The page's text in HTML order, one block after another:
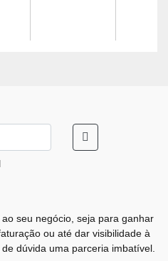
seu negócio, seja para ganhar
ou até dar visibilidade à
dúvida uma parceria imbatível.